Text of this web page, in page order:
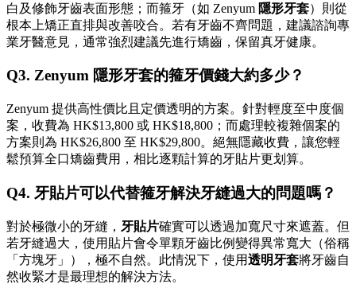
白及修飾牙齒表面形態；而箍牙（如 Zenyum 隱形牙套）則從
根本上矯正直排與改善咬合。若有牙齒不齊問題，建議諮詢專
業牙醫意見，通常強烈建議先進行矯齒，保留真牙健康。
Q3. Zenyum 隱形牙套的箍牙價錢大約多少？
Zenyum 提供高性價比且定價透明的方案。針對輕度至中度個
案，收費為 HK$13,800 或 HK$18,800；而處理較複雜個案的
方案則為 HK$26,800 至 HK$29,800。絕無隱藏收費，讓您輕
鬆預算全口矯齒費用，相比逐顆計算的牙貼片更划算。
Q4. 牙貼片可以代替箍牙解決牙縫過大的問題嗎？
對於極微小的牙縫， 牙貼片確實可以透過加寬尺寸來遮蓋。但
若牙縫過大，使用貼片會令單顆牙齒比例變得異常寬大（俗稱
「方塊牙」），極不自然。此情況下，使用透明牙套將牙齒自
然收緊才是最理想的解決方法。